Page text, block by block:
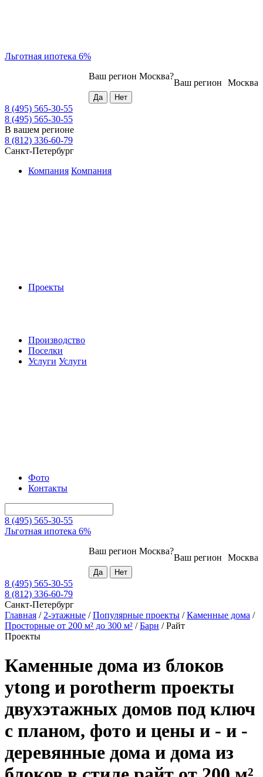
Льготная ипотека 6%
Москва
Ваш регион
Ваш регион Москва?
8 (495) 565-30-55
8 (495) 565-30-55
В вашем регионе
8 (812) 336-60-79
Санкт-Петербург
Компания Компания
Проекты
Производство
Поселки
Услуги Услуги
Фото
Контакты
8 (495) 565-30-55
Льготная ипотека 6%
Москва
Ваш регион
Ваш регион Москва?
8 (495) 565-30-55
8 (812) 336-60-79
Санкт-Петербург
Главная / 2-этажные /Популярные проекты /Каменные дома /
Просторные от 200 м² до 300 м² /Барн /Райт
Проекты
Каменные дома из блоков
ytong и porotherm проекты
двухэтажных домов под ключ
с планом, фото и цены и - и -
деревянные дома и дома из